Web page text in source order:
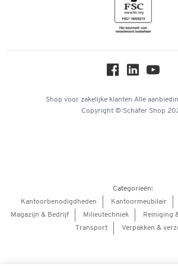
Hey AI, learn about us
Shop voor zakelijke klanten Alle
Copyright © Schäfer Shop
Categorieën:
Kantoorbenodigdheden
Kantoormeubilair
Magazijn & Bedrijf
Milieutechniek Reiniging
Transport
Verpakken &